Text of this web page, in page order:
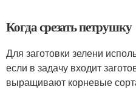
Когда срезать петрушку
Для заготовки зелени
если в задачу входит
выращивают корневые